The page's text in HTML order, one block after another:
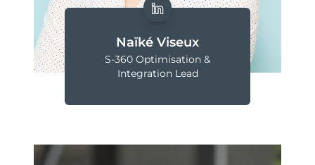
Naïké Viseux
S-360 Optimisation &
Integration Lead